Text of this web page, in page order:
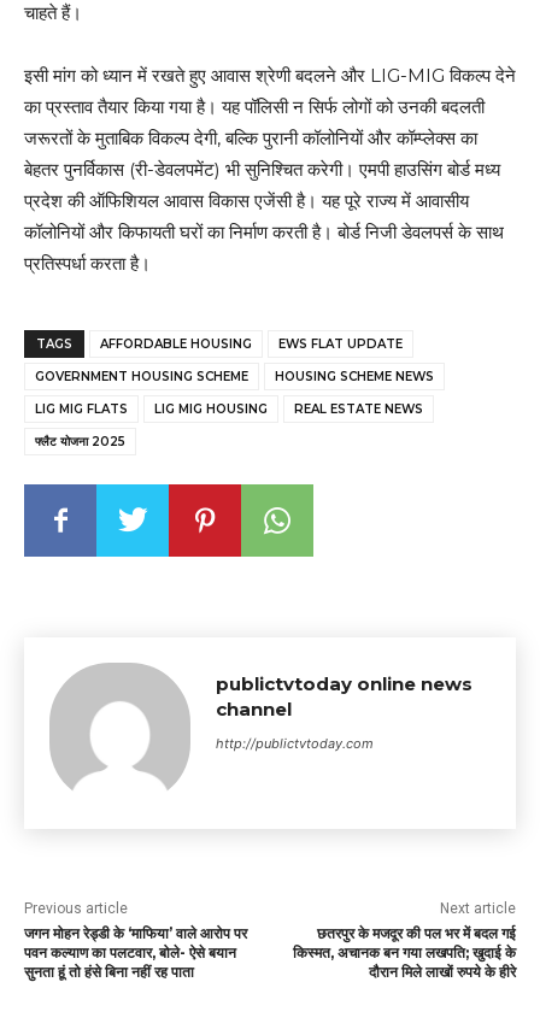
चाहते हैं।
इसी मांग को ध्यान में रखते हुए आवास श्रेणी बदलने और LIG-MIG विकल्प देने
का प्रस्ताव तैयार किया गया है। यह पॉलिसी न सिर्फ लोगों को उनकी बदलती
जरूरतों के मुताबिक विकल्प देगी, बल्कि पुरानी कॉलोनियों और कॉम्प्लेक्स का
बेहतर पुनर्विकास (री-डेवलपमेंट) भी सुनिश्चित करेगी। एमपी हाउसिंग बोर्ड मध्य
प्रदेश की ऑफिशियल आवास विकास एजेंसी है। यह पूरे राज्य में आवासीय
कॉलोनियों और किफायती घरों का निर्माण करती है। बोर्ड निजी डेवलपर्स के साथ
प्रतिस्पर्धा करता है।
TAGS AFFORDABLE HOUSING EWS FLAT UPDATE
GOVERNMENT HOUSING SCHEME HOUSING SCHEME NEWS
LIG MIG FLATS LIG MIG HOUSING REAL ESTATE NEWS
फ्लैट योजना 2025
publictvtoday online news
channel
http://publictvtoday.com
Previous article
जगन मोहन रेड्डी के ‘माफिया’ वाले आरोप पर
पवन कल्याण का पलटवार, बोले- ऐसे बयान
सुनता हूं तो हंसे बिना नहीं रह पाता
Next article
छतरपुर के मजदूर की पल भर में बदल गई
किस्मत, अचानक बन गया लखपति; खुदाई के
दौरान मिले लाखों रुपये के हीरे